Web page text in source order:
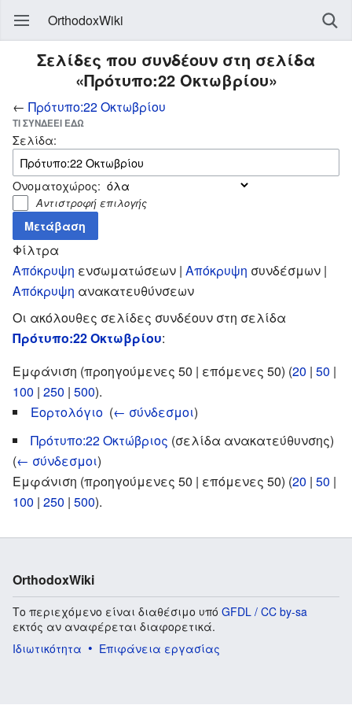
OrthodoxWiki
Σελίδες που συνδέουν στη σελίδα
«Πρότυπο:22 Οκτωβρίου»
← Πρότυπο:22 Οκτωβρίου
ΤΙ ΣΥΝΔΈΕΙ ΕΔΏ
Σελίδα:
Ονοματοχώρος:
Αντιστροφή επιλογής
Φίλτρα
Απόκρυψη ενσωματώσεων | Απόκρυψη συνδέσμων |
Απόκρυψη ανακατευθύνσεων
Οι ακόλουθες σελίδες συνδέουν στη σελίδα
Πρότυπο:22 Οκτωβρίου:
Εμφάνιση (προηγούμενες 50 | επόμενες 50) (20 | 50 |
100 | 250 | 500).
Εορτολόγιο (← σύνδεσμοι)
Πρότυπο:22 Οκτώβριος (σελίδα ανακατεύθυνσης) ‎
(← σύνδεσμοι)
Εμφάνιση (προηγούμενες 50 | επόμενες 50) (20 | 50 |
100 | 250 | 500).
OrthodoxWiki
Το περιεχόμενο είναι διαθέσιμο υπό GFDL / CC by-sa
εκτός αν αναφέρεται διαφορετικά.
Ιδιωτικότητα
Επιφάνεια εργασίας